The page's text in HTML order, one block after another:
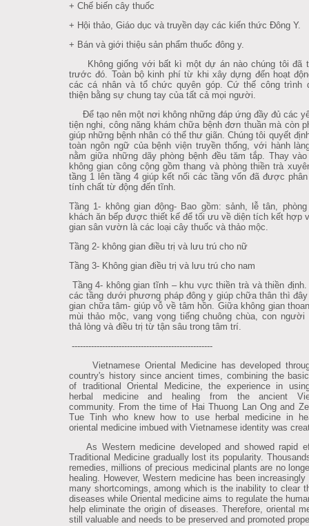
+ Chế biến cây thuốc
+ Hội thảo, Giáo dục và truyền dạy các kiến thức Đông Y.
+ Bán và giới thiệu sản phẩm thuốc đông y.
Không giống với bất kì một dự án nào chúng tôi đã
trước đó. Toàn bộ kinh phí từ khi xây dựng đến hoạt
các cá nhân và tổ chức quyên góp. Cứ thế công trình
thiện bằng sự chung tay của tất cả mọi người.
Để tạo nên một nơi không những đáp ứng đầy đủ các
tiện nghi, công năng khám chữa bệnh đơn thuần mà còn
giúp những bệnh nhân có thể thư giãn. Chúng tôi quyết
toàn ngôn ngữ của bệnh viện truyền thống, với hành
nằm giữa những dãy phòng bệnh đều tăm tắp. Thay
không gian công cộng gồm thang và phòng thiền trà
tầng 1 lên tầng 4 giúp kết nối các tầng vốn đã được
tính chất từ động đến tĩnh.
Tầng 1- không gian động- Bao gồm: sảnh, lễ tân,
khách ăn bếp được thiết kế để tối ưu về diện tích kết hợp
gian sân vườn là các loại cây thuốc và thảo mộc.
Tầng 2- không gian điều trị và lưu trú cho nữ
Tầng 3- Không gian điều trị và lưu trú cho nam
Tầng 4- không gian tĩnh – khu vực thiền trà và thiền
các tầng dưới phương pháp đông y giúp chữa thân thì
gian chữa tâm- giúp vỗ về tâm hồn. Giữa không gian
mùi thảo mộc, vang vọng tiếng chuông chùa, con
thả lòng và điều trị từ tận sâu trong tâm trí.
---------------------------------------------------
Vietnamese Oriental Medicine has developed
country's history since ancient times, combining the
of traditional Oriental Medicine, the experience in
herbal medicine and healing from the ancient
community. From the time of Hai Thuong Lan Ong and
Tue Tinh who knew how to use herbal medicine in
oriental medicine imbued with Vietnamese identity was
As Western medicine developed and showed rapid
Traditional Medicine gradually lost its popularity.
remedies, millions of precious medicinal plants are no
healing. However, Western medicine has been increasingly
many shortcomings, among which is the inability to clear
diseases while Oriental medicine aims to regulate the
help eliminate the origin of diseases. Therefore, oriental
still valuable and needs to be preserved and promoted